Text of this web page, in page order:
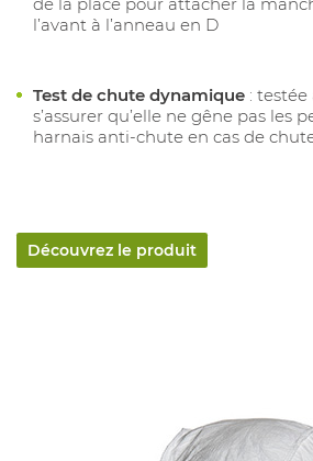
l’avant à l’anneau en D
Test de chute dynamique : testée
s’assurer qu’elle ne gêne pas les
harnais anti-chute en cas de
Découvrez le produit